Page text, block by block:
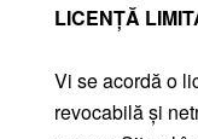
LICENȚĂ
Vi se acordă o
revocabilă și